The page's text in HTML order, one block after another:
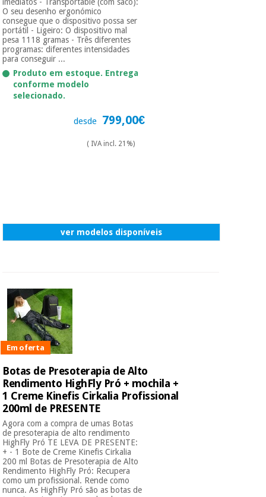
O seu desenho ergonómico
consegue que o dispositivo possa ser
portátil - Ligeiro: O dispositivo mal
pesa 1118 gramas - Três diferentes
programas: diferentes intensidades
para conseguir ...
Produto em estoque. Entrega
conforme modelo
selecionado.
desde 799,00€
( IVA incl. 21%)
ver modelos disponíveis
Em oferta
Botas de Presoterapia de Alto
Rendimento HighFly Pró + mochila +
1 Creme Kinefis Cirkalia Profissional
200ml de PRESENTE
Agora com a compra de umas Botas
de presoterapia de alto rendimento
HighFly Pró TE LEVA DE PRESENTE:
+ - 1 Bote de Creme Kinefis Cirkalia
200 ml Botas de Presoterapia de Alto
Rendimento HighFly Pró: Recupera
como um profissional. Rende como
nunca. As HighFly Pró são as botas de